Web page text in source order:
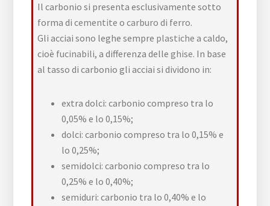
Il carbonio si presenta esclusivamente sotto
forma dicementite ocarburo di ferro.
Gli acciai sono leghe sempre plastiche a caldo,
cioè fucinabili, a differenza delleghise. In base
al tasso di carbonio gli acciai si dividono in:
extra dolci: carbonio compreso tra lo
0,05% e lo 0,15%;
dolci: carbonio compreso tra lo 0,15% e
lo 0,25%;
semidolci: carbonio compreso tra lo
0,25% e lo 0,40%;
semiduri: carbonio tra lo 0,40% e lo